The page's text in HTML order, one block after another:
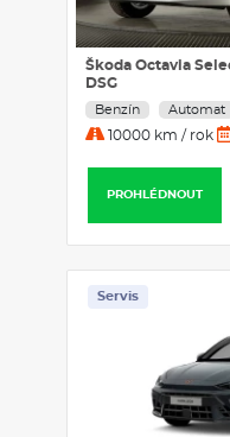
Škoda Octavia
DSG
Benzín Automat
10000 km / rok
PROHLÉDNOUT
Servis